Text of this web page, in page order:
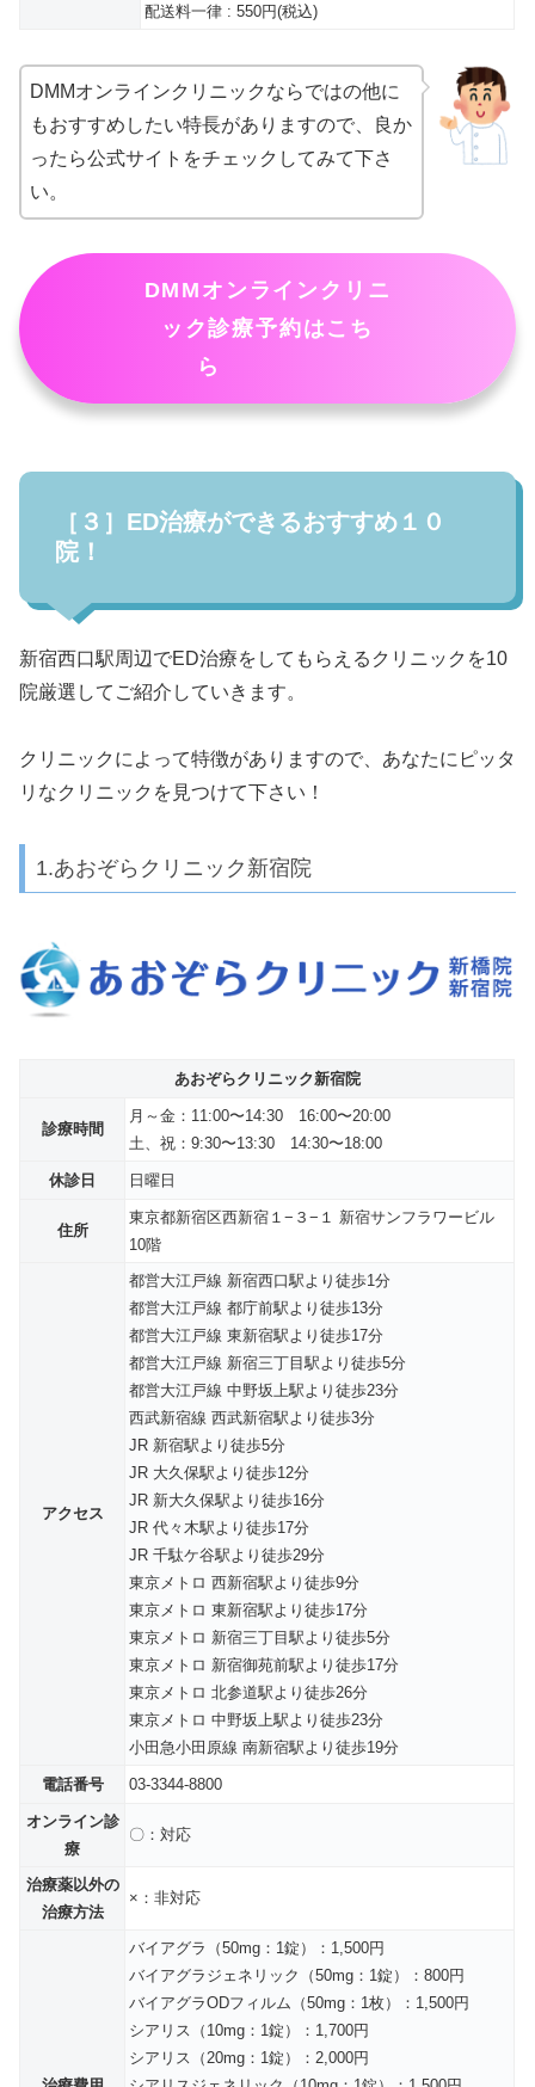
配送料一律 : 550円(税込)
DMMオンラインクリニックならではの他に
もおすすめしたい特長がありますので、良か
ったら公式サイトをチェックしてみて下さ
い。
DMMオンラインクリニ
ック診療予約はこち
ら
［３］ED治療ができるおすすめ１０
院！
新宿西口駅周辺でED治療をしてもらえるクリニックを10
院厳選してご紹介していきます。
クリニックによって特徴がありますので、あなたにピッタ
リなクリニックを見つけて下さい！
1.あおぞらクリニック新宿院
あおぞらクリニック新宿院
診療時間
月～金：11:00〜14:30 16:00〜20:00
土、祝：9:30〜13:30 14:30〜18:00
休診日 日曜日
住所
東京都新宿区西新宿１−３−１ 新宿サンフラワービル
10階
アクセス
都営大江戸線 新宿西口駅より徒歩1分
都営大江戸線 都庁前駅より徒歩13分
都営大江戸線 東新宿駅より徒歩17分
都営大江戸線 新宿三丁目駅より徒歩5分
都営大江戸線 中野坂上駅より徒歩23分
西武新宿線 西武新宿駅より徒歩3分
JR 新宿駅より徒歩5分
JR 大久保駅より徒歩12分
JR 新大久保駅より徒歩16分
JR 代々木駅より徒歩17分
JR 千駄ケ谷駅より徒歩29分
東京メトロ 西新宿駅より徒歩9分
東京メトロ 東新宿駅より徒歩17分
東京メトロ 新宿三丁目駅より徒歩5分
東京メトロ 新宿御苑前駅より徒歩17分
東京メトロ 北参道駅より徒歩26分
東京メトロ 中野坂上駅より徒歩23分
小田急小田原線 南新宿駅より徒歩19分
電話番号 03-3344-8800
オンライン診
療
〇：対応
治療薬以外の
治療方法
×：非対応
バイアグラ（50mg：1錠）：1,500円
バイアグラジェネリック（50mg：1錠）：800円
バイアグラODフィルム（50mg：1枚）：1,500円
シアリス（10mg：1錠）：1,700円
シアリス（20mg：1錠）：2,000円